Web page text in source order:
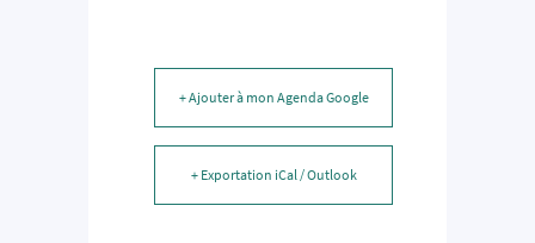
+ Ajouter à mon Agenda Google
+ Exportation iCal / Outlook